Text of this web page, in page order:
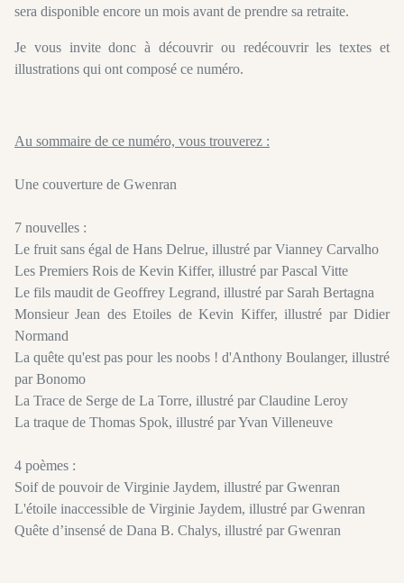
sera disponible encore un mois avant de prendre sa retraite.
Je vous invite donc à découvrir ou redécouvrir les textes et
illustrations qui ont composé ce numéro.
Au sommaire de ce numéro, vous trouverez :
Une couverture de Gwenran
7 nouvelles :
Le fruit sans égal de Hans Delrue, illustré par Vianney Carvalho
Les Premiers Rois de Kevin Kiffer, illustré par Pascal Vitte
Le fils maudit de Geoffrey Legrand, illustré par Sarah Bertagna
Monsieur Jean des Etoiles de Kevin Kiffer, illustré par Didier
Normand
La quête qu'est pas pour les noobs ! d'Anthony Boulanger, illustré
par Bonomo
La Trace de Serge de La Torre, illustré par Claudine Leroy
La traque de Thomas Spok, illustré par Yvan Villeneuve
4 poèmes :
Soif de pouvoir de Virginie Jaydem, illustré par Gwenran
L'étoile inaccessible de Virginie Jaydem, illustré par Gwenran
Quête d’insensé de Dana B. Chalys, illustré par Gwenran